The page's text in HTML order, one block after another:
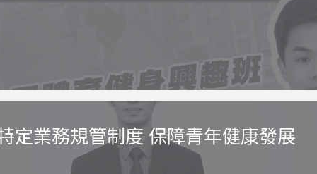
定業務規管制度 保障青年健康發展